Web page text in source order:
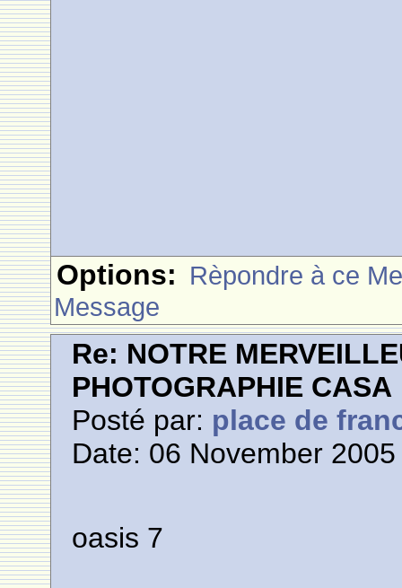
Options: Rèpondre à ce
Message
Re: NOTRE
PHOTOGRAPHIE CASA
Posté par: place de
Date: 06 November
oasis 7